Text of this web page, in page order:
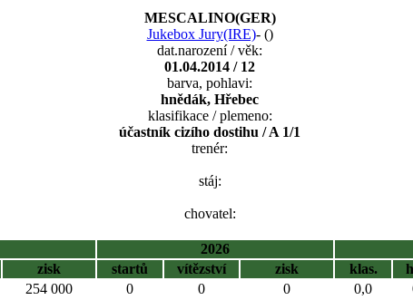
MESCALINO(GER)
Jukebox Jury(IRE)-()
dat.narození / věk:
01.04.2014 / 12
barva, pohlavi:
hnědák, Hřebec
klasifikace / plemeno:
účastník cizího dostihu / A 1/1
trenér:
stáj:
chovatel:
2026
zisk startů vítězství zisk klas.
254 000 0 0 0 0,0